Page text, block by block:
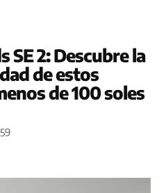
SE 2: Descubre la
de estos
de 100 soles